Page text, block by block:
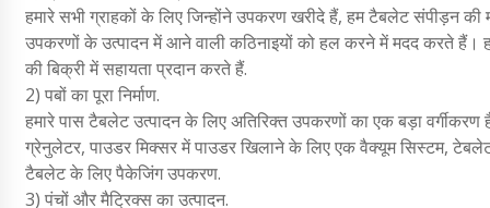
हमारे सभी ग्राहकों के लिए जिन्होंने उपकरण खरीदे हैं, हम टैबलेट संपीड़न की
उपकरणों के उत्पादन में आने वाली कठिनाइयों को हल करने में मदद करते हैं।
की बिक्री में सहायता प्रदान करते हैं.
2) पबों का पूरा निर्माण.
हमारे पास टैबलेट उत्पादन के लिए अतिरिक्त उपकरणों का एक बड़ा
ग्रेनुलेटर, पाउडर मिक्सर में पाउडर खिलाने के लिए एक वैक्यूम सिस्टम,
टैबलेट के लिए पैकेजिंग उपकरण.
3) पंचों और मैट्रिक्स का उत्पादन.